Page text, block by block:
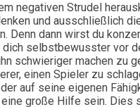
negativen Strudel
und ausschließlich
Denn dann wirst du
selbstbewusster vor
schwieriger machen zu
einen Spieler zu
auf seine eigenen
eine große Hilfe sein. Dies